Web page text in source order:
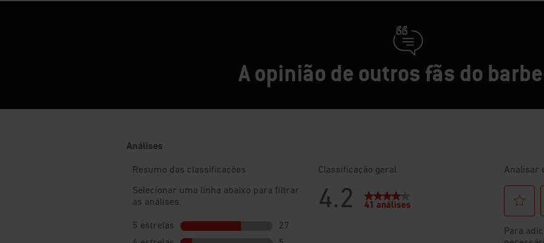
A opinião de outros fãs do